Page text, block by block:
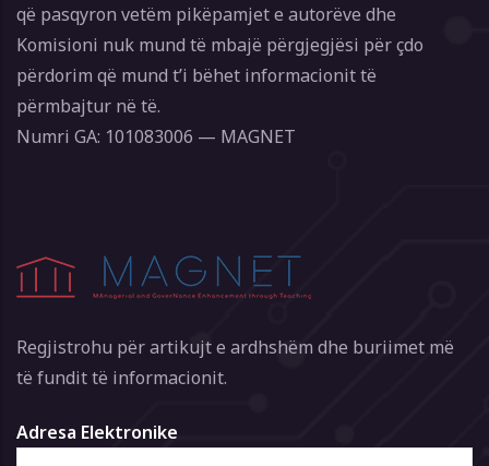
që pasqyron vetëm pikëpamjet e autorëve dhe
Komisioni nuk mund të mbajë përgjegjësi për çdo
përdorim që mund t’i bëhet informacionit të
përmbajtur në të.
Numri GA: 101083006 — MAGNET
Regjistrohu për artikujt e ardhshëm dhe buriimet më
të fundit të informacionit.
Adresa Elektronike